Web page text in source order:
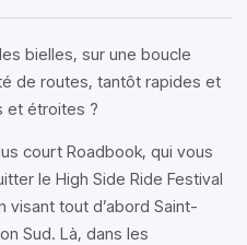
bielles, sur une boucle
de routes, tantôt rapides et
et étroites ?
court Roadbook, qui vous
le High Side Ride Festival
visant tout d’abord Saint-
Sud. Là, dans les